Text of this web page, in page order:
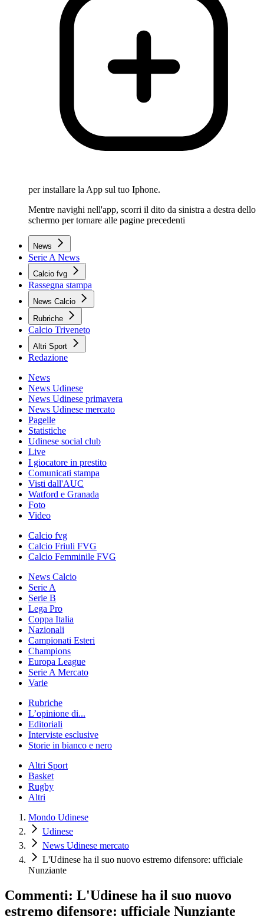
per installare la App sul tuo Iphone.
Mentre navighi nell'app, scorri il dito da sinistra a destra dello
schermo per tornare alle pagine precedenti
News
Serie A News
Calcio fvg
Rassegna stampa
News Calcio
Rubriche
Calcio Triveneto
Altri Sport
Redazione
News
News Udinese
News Udinese primavera
News Udinese mercato
Pagelle
Statistiche
Udinese social club
Live
I giocatore in prestito
Comunicati stampa
Visti dall'AUC
Watford e Granada
Foto
Video
Calcio fvg
Calcio Friuli FVG
Calcio Femminile FVG
News Calcio
Serie A
Serie B
Lega Pro
Coppa Italia
Nazionali
Campionati Esteri
Champions
Europa League
Serie A Mercato
Varie
Rubriche
L’opinione di...
Editoriali
Interviste esclusive
Storie in bianco e nero
Altri Sport
Basket
Rugby
Altri
Mondo Udinese
Udinese
News Udinese mercato
L'Udinese ha il suo nuovo estremo difensore: ufficiale
Nunziante
Commenti: L'Udinese ha il suo nuovo
estremo difensore: ufficiale Nunziante